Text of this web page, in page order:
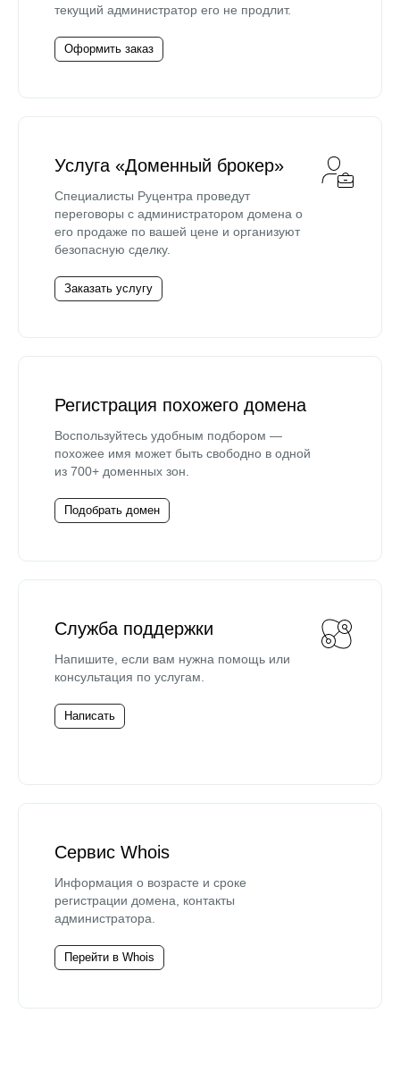
текущий администратор его не продлит.
Оформить заказ
Услуга «Доменный брокер»
Специалисты Руцентра проведут
переговоры с администратором домена о
его продаже по вашей цене и организуют
безопасную сделку.
Заказать услугу
Регистрация похожего домена
Воспользуйтесь удобным подбором —
похожее имя может быть свободно в одной
из 700+ доменных зон.
Подобрать домен
Служба поддержки
Напишите, если вам нужна помощь или
консультация по услугам.
Написать
Сервис Whois
Информация о возрасте и сроке
регистрации домена, контакты
администратора.
Перейти в Whois